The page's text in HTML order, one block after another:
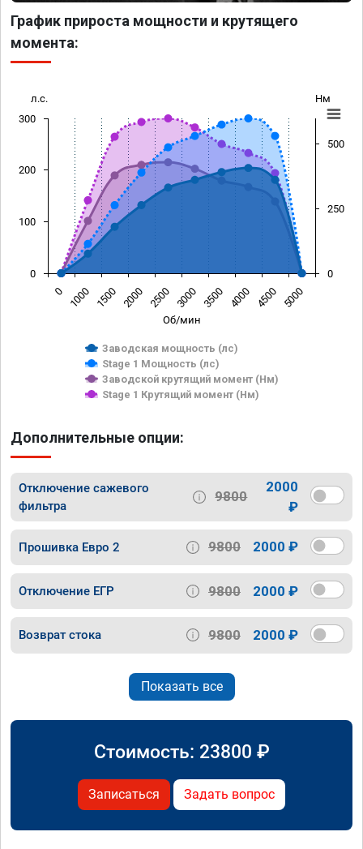
График прироста мощности и крутящего
момента:
Об/мин
л.с. Нм
Заводская мощность (лс)
Stage 1 Мощность (лс)
Заводской крутящий момент (Нм)
Stage 1 Крутящий момент (Нм)
0 1000 1500 2000 2500 3000 3500 4000 4500 5000
0
100
200
300
0
250
500
Дополнительные опции:
Отключение сажевого
фильтра
9800
2000
₽
Прошивка Евро 2 9800 2000 ₽
Отключение ЕГР 9800 2000 ₽
Возврат стока 9800 2000 ₽
Показать все
Стоимость: 23800 ₽
Записаться Задать вопрос